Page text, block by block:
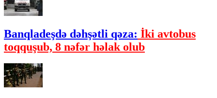
Banqladeşdə dəhşətli qəza: İki avtobus
toqquşub, 8 nəfər həlak olub